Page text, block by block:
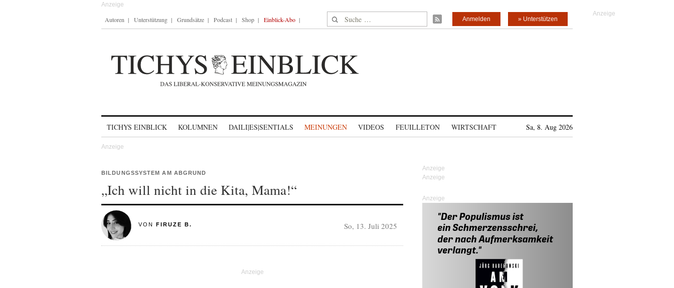
Autoren Unterstützung Grundsätze Podcast Shop Einblick-Abo Suche nach: » Unterstützen
Anmelden
TICHYS EINBLICK KOLUMNEN DAILI|ES|SENTIALS MEINUNGEN VIDEOS FEUILLETON WIRTSCHAFT Sa, 8. Aug 2026
BILDUNGSSYSTEM AM ABGRUND
„Ich will nicht in die Kita, Mama!“
VON FIRUZE B. So, 13. Juli 2025
Anzeige